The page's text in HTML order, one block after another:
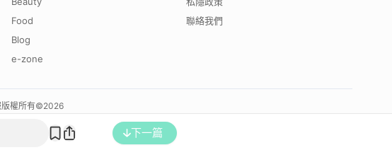
下一篇
Food
Blog
e-zone
聯絡我們
版權所有©2026